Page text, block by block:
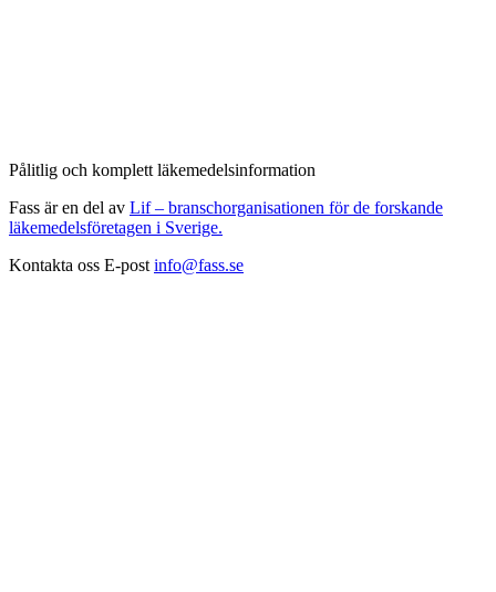
Pålitlig och komplett läkemedelsinformation
Fass är en del av Lif – branschorganisationen för de forskande
läkemedelsföretagen i Sverige.
Kontakta oss E-post info@fass.se